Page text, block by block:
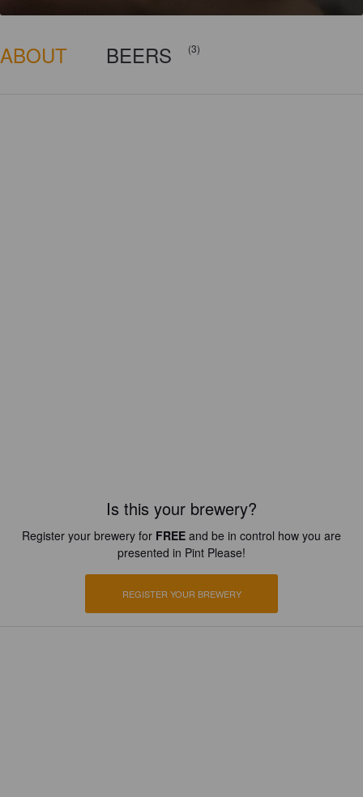
ABOUT BEERS (3)
Is this your brewery?
Register your brewery for FREE and be in control how you are
presented in Pint Please!
REGISTER YOUR BREWERY